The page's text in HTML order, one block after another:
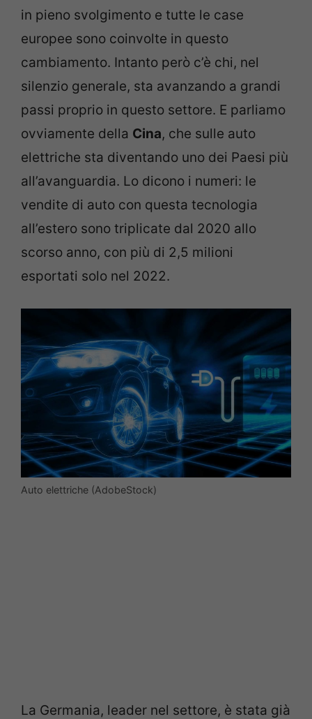
in pieno svolgimento e tutte le case
europee sono coinvolte in questo
cambiamento. Intanto però c’è chi, nel
silenzio generale, sta avanzando a grandi
passi proprio in questo settore. E parliamo
ovviamente della Cina, che sulle auto
elettriche sta diventando uno dei Paesi più
all’avanguardia. Lo dicono i numeri: le
vendite di auto con questa tecnologia
all’estero sono triplicate dal 2020 allo
scorso anno, con più di 2,5 milioni
esportati solo nel 2022.
Auto elettriche (AdobeStock)
La Germania, leader nel settore, è stata già